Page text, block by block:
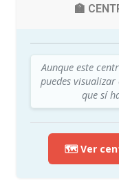
🏫
Aunque este
puedes
que sí
🗺️ Ver